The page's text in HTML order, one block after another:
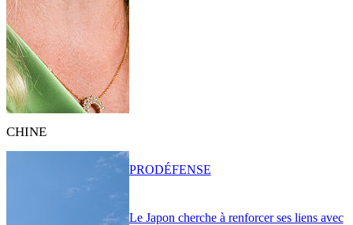
CHINE
Le Japon cherche à renforcer ses liens avec
PRODÉFENSE